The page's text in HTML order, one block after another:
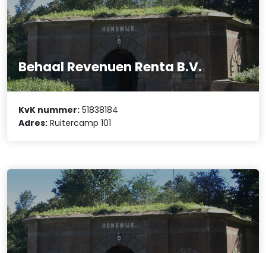
Behaal Revenuen Renta B.V.
KvK nummer: 51838184
Adres: Ruitercamp 101